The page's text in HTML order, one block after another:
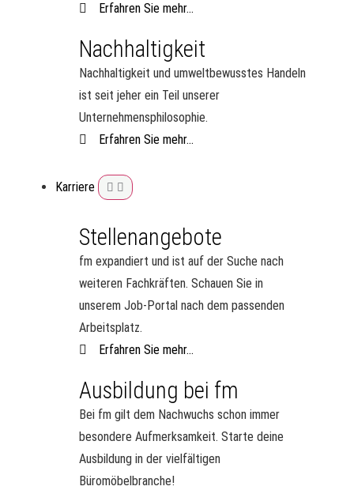
Erfahren Sie mehr...
Nachhaltigkeit
Nachhaltigkeit und umweltbewusstes Handeln
ist seit jeher ein Teil unserer
Unternehmensphilosophie.
Erfahren Sie mehr...
Karriere
Stellenangebote
fm expandiert und ist auf der Suche nach
weiteren Fachkräften. Schauen Sie in
unserem Job-Portal nach dem passenden
Arbeitsplatz.
Erfahren Sie mehr...
Ausbildung bei fm
Bei fm gilt dem Nachwuchs schon immer
besondere Aufmerksamkeit. Starte deine
Ausbildung in der vielfältigen
Büromöbelbranche!